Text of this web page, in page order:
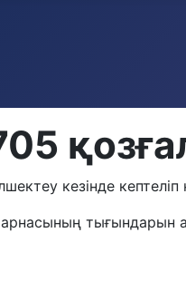
кезінде
арнасының